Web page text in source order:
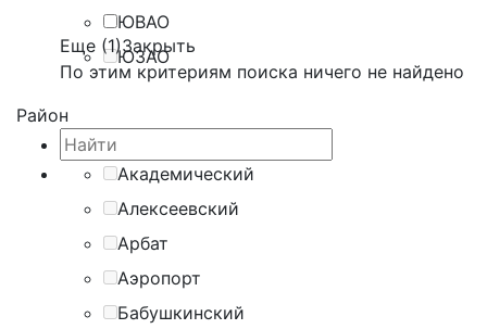
ЮВАО
ЮЗАО
Еще (1)Закрыть
По этим критериям поиска ничего не найдено
Район
Академический
Алексеевский
Арбат
Аэропорт
Бабушкинский